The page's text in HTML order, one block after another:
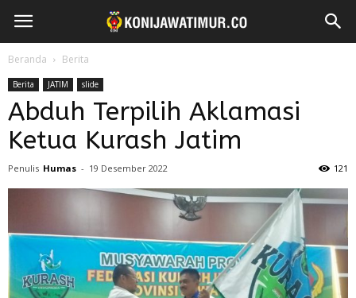
Beranda Berita
Berita JATIM slide
Abduh Terpilih Aklamasi
Ketua Kurash Jatim
Penulis Humas - 19 Desember 2022 121